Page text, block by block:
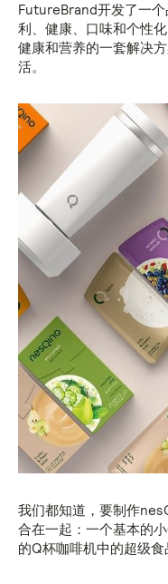
FutureBrand开发了一
利、健康、口味和个性
健康和营养的一套解决
活。
我们都知道，要制作
合在一起：一个基本的
的Q杯咖啡机中的超级食